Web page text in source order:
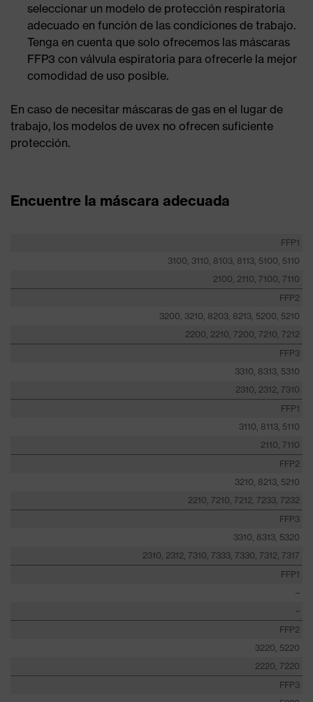
seleccionar un modelo de protección respiratoria
adecuado en función de las condiciones de trabajo.
Tenga en cuenta que solo ofrecemos las máscaras
FFP3 con válvula espiratoria para ofrecerle la mejor
comodidad de uso posible.
En caso de necesitar máscaras de gas en el lugar de
trabajo, los modelos de uvex no ofrecen suficiente
protección.
Encuentre la máscara adecuada
FFP1
3100, 3110, 8103, 8113, 5100, 5110
2100, 2110, 7100, 7110
FFP2
3200, 3210, 8203, 8213, 5200, 5210
2200, 2210, 7200, 7210, 7212
FFP3
3310, 8313, 5310
2310, 2312, 7310
FFP1
3110, 8113, 5110
2110, 7110
FFP2
3210, 8213, 5210
2210, 7210, 7212, 7233, 7232
FFP3
3310, 8313, 5320
2310, 2312, 7310, 7333, 7330, 7312, 7317
FFP1
–
–
FFP2
3220, 5220
2220, 7220
FFP3